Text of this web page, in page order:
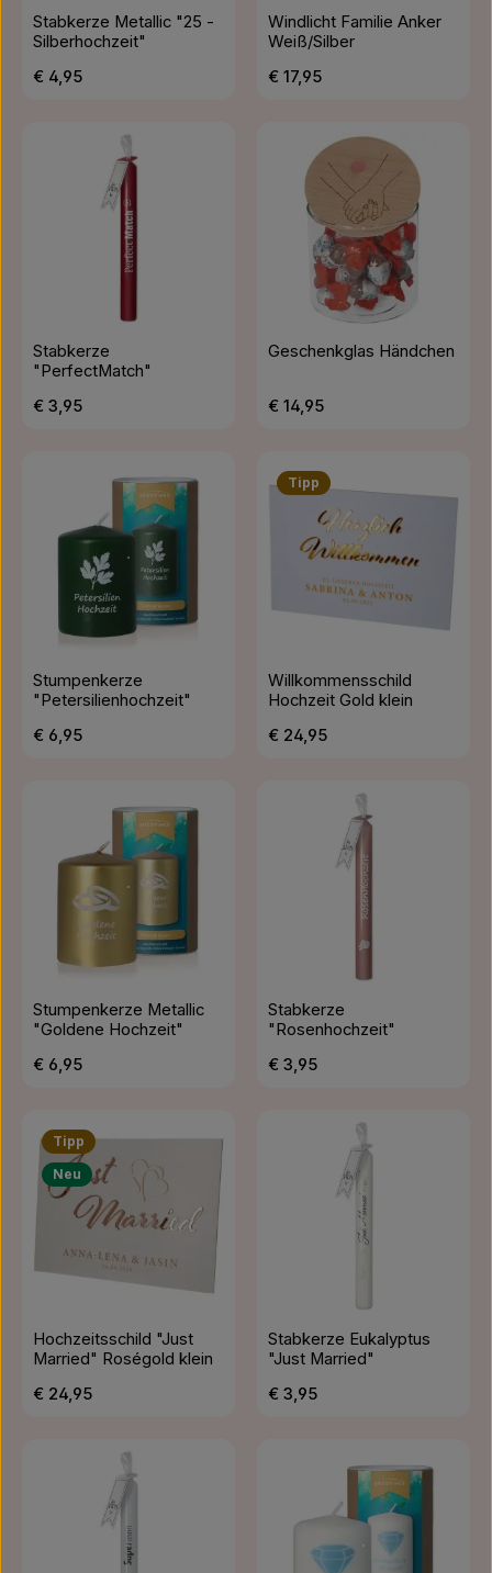
Stabkerze Metallic "25 -
Silberhochzeit"
Regulärer Preis:
€ 4,95
Windlicht Familie Anker
Weiß/Silber
Regulärer Preis:
€ 17,95
Stabkerze
"PerfectMatch"
Regulärer Preis:
€ 3,95
Geschenkglas Händchen
Regulärer Preis:
€ 14,95
Stumpenkerze
"Petersilienhochzeit"
Regulärer Preis:
€ 6,95
Tipp
Willkommensschild
Hochzeit Gold klein
Regulärer Preis:
€ 24,95
Stumpenkerze Metallic
"Goldene Hochzeit"
Regulärer Preis:
€ 6,95
Stabkerze
"Rosenhochzeit"
Regulärer Preis:
€ 3,95
Tipp
Neu
Hochzeitsschild "Just
Married" Roségold klein
Regulärer Preis:
€ 24,95
Stabkerze Eukalyptus
"Just Married"
Regulärer Preis:
€ 3,95